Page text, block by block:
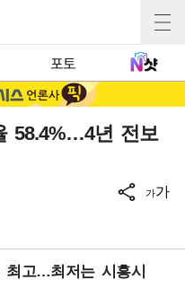
포토
58.4%…4년 전보
가가
최고…최저는 시흥시